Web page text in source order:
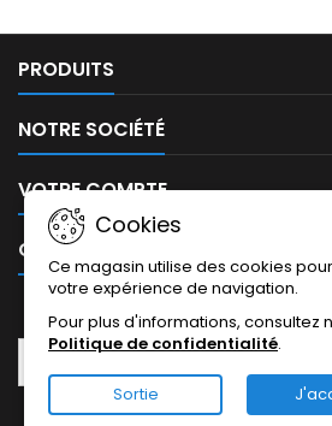
PRODUITS
NOTRE SOCIÉTÉ
VOTRE COMPTE
CONTACT
Cookies
Ce magasin utilise des cookies
votre expérience de navigation.
Pour plus d'informations, consultez
Politique de confidentialité.
Sortie
LETTRE